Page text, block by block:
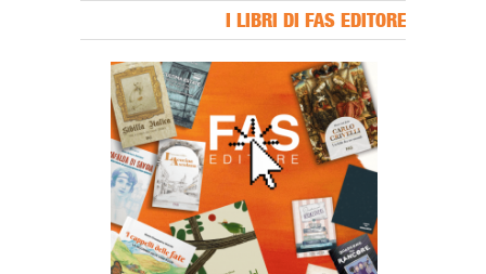
I LIBRI DI FAS EDITORE